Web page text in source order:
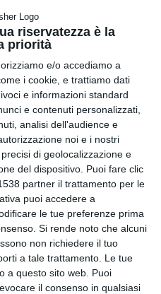
riservatezza è la
priorità
e/o accediamo a
i cookie, e trattiamo dati
e informazioni standard
e contenuti personalizzati,
analisi dell'audience e
noi e i nostri
di geolocalizzazione e
del dispositivo. Puoi fare clic
partner il trattamento per le
puoi accedere a
le tue preferenze prima
Si rende noto che alcuni
non richiedere il tuo
a tale trattamento. Le tue
a questo sito web. Puoi
il consenso in qualsiasi
CARTOLINA
(GRATUITO)
QUESTA